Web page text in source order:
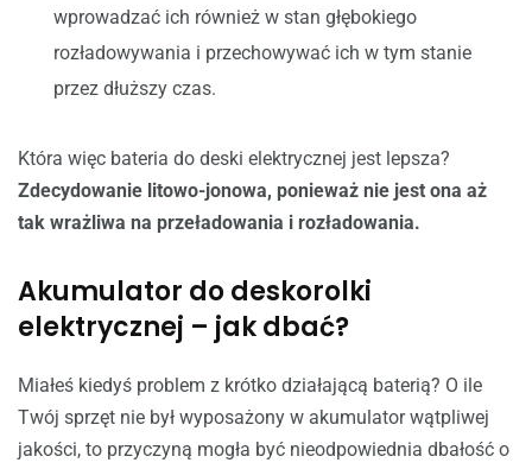
wprowadzać ich również w stan głębokiego
rozładowywania i przechowywać ich w tym stanie
przez dłuższy czas.
Która więc bateria do deski elektrycznej jest lepsza?
Zdecydowanie litowo-jonowa, ponieważ nie jest ona aż
tak wrażliwa na przeładowania i rozładowania.
Akumulator do deskorolki
elektrycznej – jak dbać?
Miałeś kiedyś problem z krótko działającą baterią? O ile
Twój sprzęt nie był wyposażony w akumulator wątpliwej
jakości, to przyczyną mogła być nieodpowiednia dbałość o